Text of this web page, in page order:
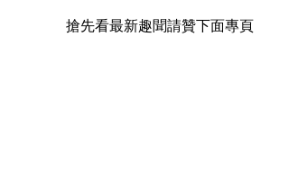
搶先看最新趣聞請贊下面專頁